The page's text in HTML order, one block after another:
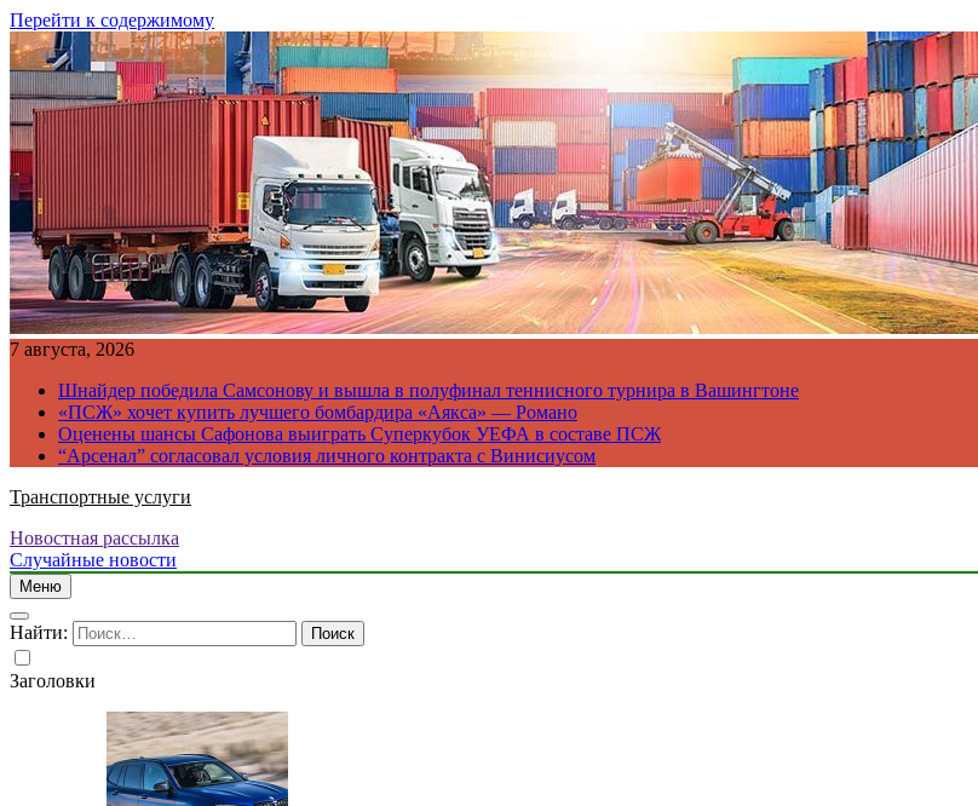
Перейти к содержимому
7 августа, 2026
Шнайдер победила Самсонову и вышла в полуфинал теннисного турнира в Вашингтоне
«ПСЖ» хочет купить лучшего бомбардира «Аякса» — Романо
Оценены шансы Сафонова выиграть Суперкубок УЕФА в составе ПСЖ
“Арсенал” согласовал условия личного контракта с Винисиусом
Транспортные услуги
Новостная рассылка
Случайные новости
Меню
Найти:
Заголовки